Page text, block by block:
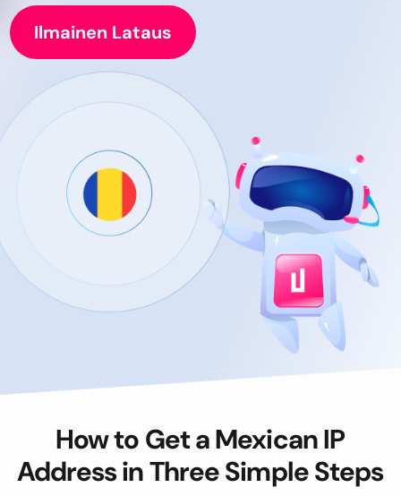
Ilmainen Lataus
How to Get a Mexican IP
Address in Three Simple Steps